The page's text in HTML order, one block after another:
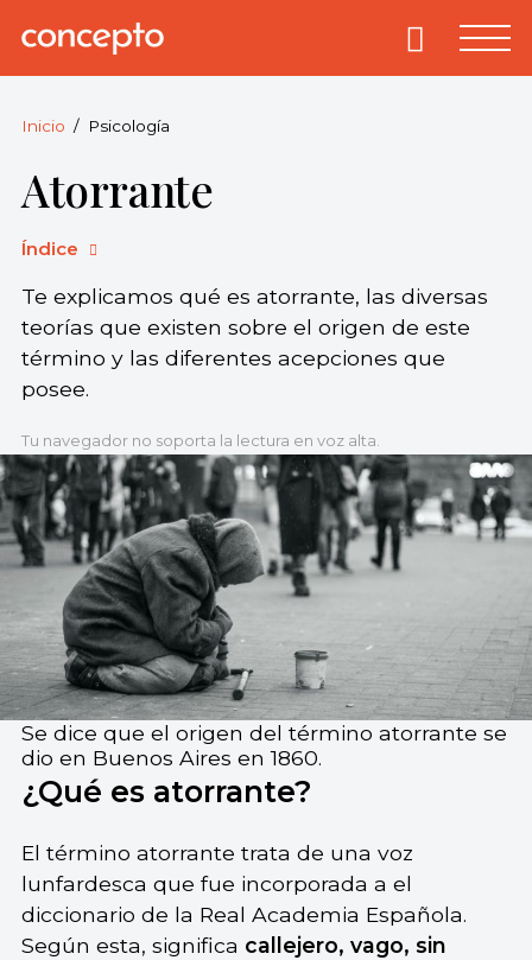
Concepto.
derechos
reservados.
Primary
Inicio Psicología
Atorrante
Índice
Te explicamos qué es atorrante, las diversas
teorías que existen sobre el origen de este
término y las diferentes acepciones que
posee.
Tu navegador no soporta la lectura en voz alta.
Se dice que el origen del término atorrante se
dio en Buenos Aires en 1860.
¿Qué es atorrante?
El término atorrante trata de una voz
lunfardesca que fue incorporada a el
diccionario de la Real Academia Española.
Según esta, significa callejero, vago, sin